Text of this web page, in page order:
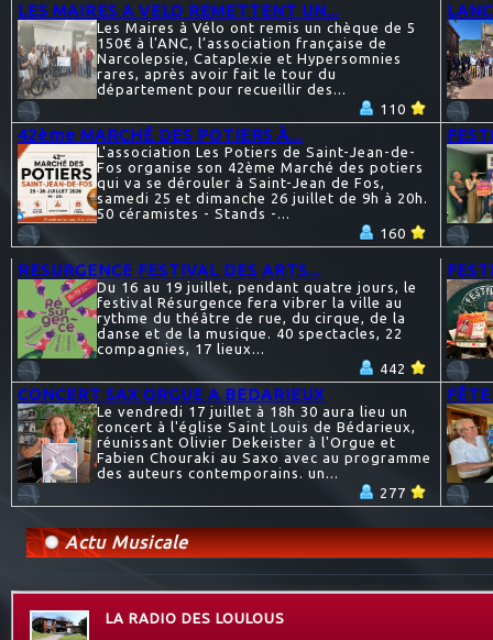
LES MAIRES A VELO REMETTENT UN...
Les Maires à Vélo ont remis un chèque de 5
150€ à l'ANC, l’association française de
Narcolepsie, Cataplexie et Hypersomnies
rares, après avoir fait le tour du
département pour recueillir des...
110
42ème MARCHÉ DES POTIERS À...
L'association Les Potiers de Saint-Jean-de-
Fos organise son 42ème Marché des potiers
qui va se dérouler à Saint-Jean de Fos,
samedi 25 et dimanche 26 juillet de 9h à 20h.
50 céramistes - Stands -...
160
RESURGENCE FESTIVAL DES ARTS...
Du 16 au 19 juillet, pendant quatre jours, le
festival Résurgence fera vibrer la ville au
rythme du théâtre de rue, du cirque, de la
danse et de la musique. 40 spectacles, 22
compagnies, 17 lieux...
442
CONCERT SAX ORGUE A BEDARIEUX
Le vendredi 17 juillet à 18h 30 aura lieu un
concert à l'église Saint Louis de Bédarieux,
réunissant Olivier Dekeister à l'Orgue et
Fabien Chouraki au Saxo avec au programme
des auteurs contemporains. un...
277
Actu Musicale
LA RADIO DES LOULOUS